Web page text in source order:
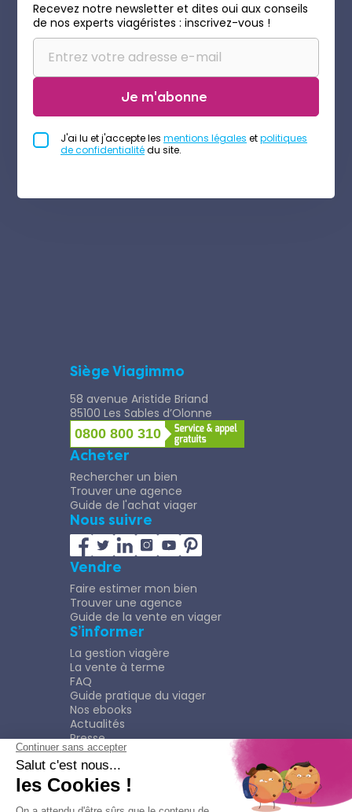
Recevez notre newsletter et dites oui aux conseils
de nos experts viagéristes : inscrivez-vous !
Je m'abonne
J'ai lu et j'accepte les mentions légales etpolitiques
de confidentialitédu site.
Siège Viagimmo
58 avenue Aristide Briand
85100 Les Sables d’Olonne
0800 800 310
Acheter
Rechercher un bien
Trouver une agence
Guide de l'achat viager
Nous suivre
Vendre
Faire estimer mon bien
Trouver une agence
Guide de la vente en viager
S’informer
La gestion viagère
La vente à terme
FAQ
Guide pratique du viager
Nos ebooks
Actualités
Presse
Rejoindre le Réseau
Nous rejoindre
Plaquette
Confidentialité